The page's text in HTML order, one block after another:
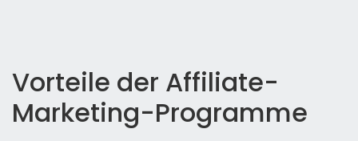
Vorteile der Affiliate-
Marketing-Programme